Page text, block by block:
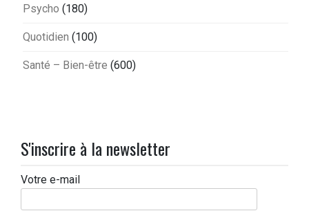
Psycho (180)
Quotidien (100)
Santé – Bien-être (600)
S'inscrire à la newsletter
Votre e-mail